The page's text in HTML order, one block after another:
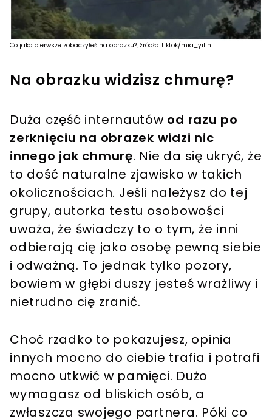
Co jako pierwsze zobaczyłeś na obrazku?, źródło: tiktok/mia_yilin
Na obrazku widzisz chmurę?
Duża część internautów od razu po
zerknięciu na obrazek widzi nic
innego jak chmurę. Nie da się ukryć, że
to dość naturalne zjawisko w takich
okolicznościach. Jeśli należysz do tej
grupy, autorka testu osobowości
uważa, że świadczy to o tym, że inni
odbierają cię jako osobę pewną siebie
i odważną. To jednak tylko pozory,
bowiem w głębi duszy jesteś wrażliwy i
nietrudno cię zranić.
Choć rzadko to pokazujesz, opinia
innych mocno do ciebie trafia i potrafi
mocno utkwić w pamięci. Dużo
wymagasz od bliskich osób, a
zwłaszcza swojego partnera. Póki co